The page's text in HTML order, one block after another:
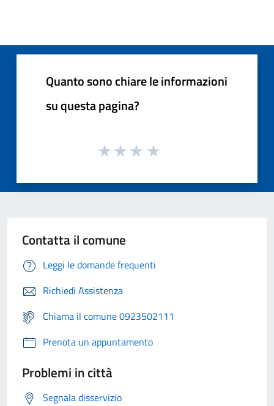
Quanto sono chiare le informazioni
su questa pagina?
Contatta il comune
Leggi le domande frequenti
Richiedi Assistenza
Chiama il comune 0923502111
Prenota un appuntamento
Problemi in città
Segnala disservizio